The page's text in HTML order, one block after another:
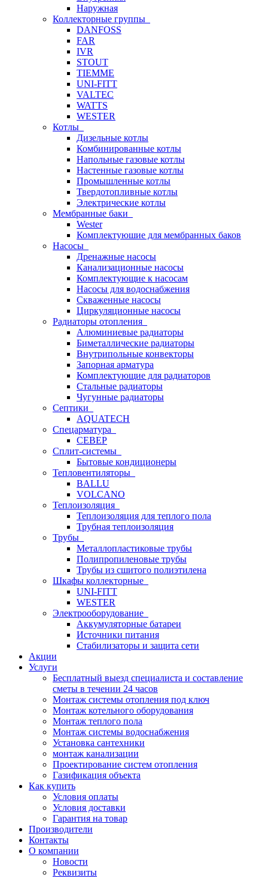
Наружная
Коллекторные группы
DANFOSS
FAR
IVR
STOUT
TIEMME
UNI-FITT
VALTEC
WATTS
WESTER
Котлы
Дизельные котлы
Комбинированные котлы
Напольные газовые котлы
Настенные газовые котлы
Промышленные котлы
Твердотопливные котлы
Электрические котлы
Мембранные баки
Wester
Комплектуюшие для мембранных баков
Насосы
Дренажные насосы
Канализационные насосы
Комплектующие к насосам
Насосы для водоснабжения
Скваженные насосы
Циркуляционные насосы
Радиаторы отопления
Алюминиевые радиаторы
Биметаллические радиаторы
Внутрипольные конвекторы
Запорная арматура
Комплектующие для радиаторов
Стальные радиаторы
Чугунные радиаторы
Септики
AQUATECH
Спецарматура
СЕВЕР
Сплит-системы
Бытовые кондиционеры
Тепловентиляторы
BALLU
VOLCANO
Теплоизоляция
Теплоизоляция для теплого пола
Трубная теплоизоляция
Трубы
Металлопластиковые трубы
Полипропиленовые трубы
Трубы из сшитого полиэтилена
Шкафы коллекторные
UNI-FITT
WESTER
Электрооборудование
Аккумуляторные батареи
Источники питания
Стабилизаторы и защита сети
Акции
Услуги
Бесплатный выезд специалиста и составление
сметы в течении 24 часов
Монтаж системы отопления под ключ
Монтаж котельного оборудования
Монтаж теплого пола
Монтаж системы водоснабжения
Установка сантехники
монтаж канализации
Проектирование систем отопления
Газификация объекта
Как купить
Условия оплаты
Условия доставки
Гарантия на товар
Производители
Контакты
О компании
Новости
Реквизиты